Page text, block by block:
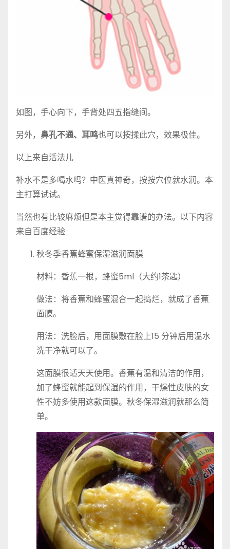
如图，手心向下，手背处四五指缝间。
另外， 鼻孔不通、耳鸣也可以按揉此穴，效果极佳。
以上来自活法儿
补水不是多喝水吗？中医真神奇，按按穴位就水润。本
主打算试试。
当然也有比较麻烦但是本主觉得靠谱的办法。以下内容
来自百度经验
秋冬季香蕉蜂蜜保湿滋润面膜
材料：香蕉一根，蜂蜜5ml（大约1茶匙）
做法：将香蕉和蜂蜜混合一起捣烂，就成了香蕉
面膜。
用法：洗脸后，用面膜敷在脸上15 分钟后用温水
洗干净就可以了。
这面膜很适天天使用。香蕉有温和清洁的作用，
加了蜂蜜就能起到保湿的作用，干燥性皮肤的女
性不妨多使用这款面膜。秋冬保湿滋润就那么简
单。